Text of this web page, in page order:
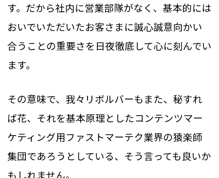
す。だから社内に営業部隊がなく、基本的には
おいでいただいたお客さまに誠心誠意向かい
合うことの重要さを日夜徹底して心に刻んでい
ます。
その意味で、我々リボルバーもまた、秘すれ
ば花、それを基本原理としたコンテンツマー
ケティング用ファストマーテク業界の猿楽師
集団であろうとしている、そう言っても良いか
もしれません。